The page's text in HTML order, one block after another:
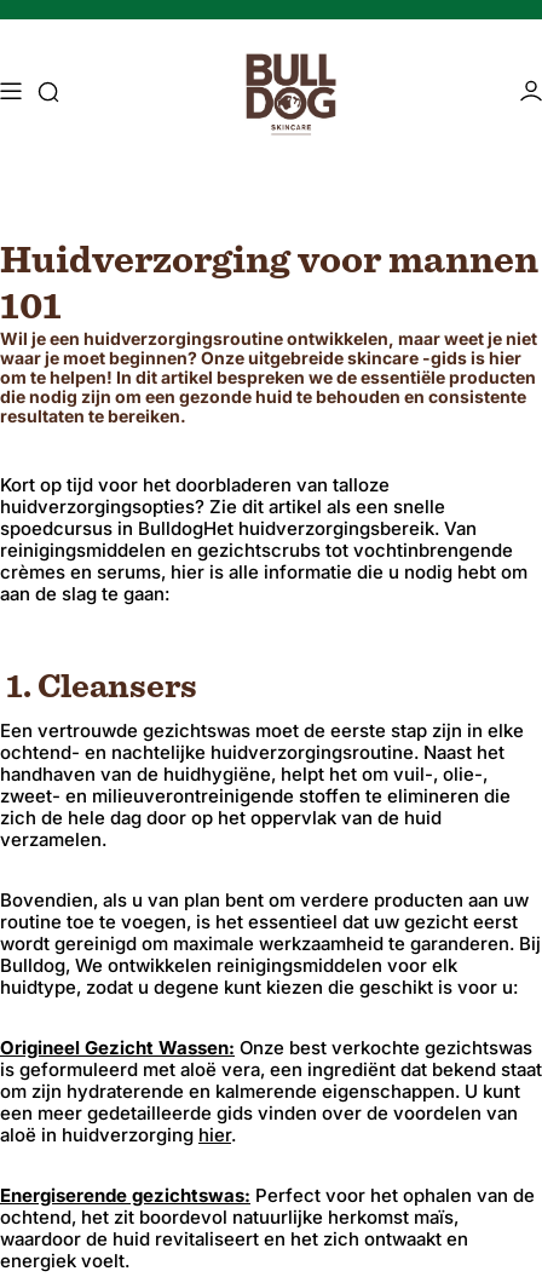
Toegang tot zoekopdracht
Mature skin Energising Skincare
Huidverzorging voor mannen
101
Wil je een huidverzorgingsroutine ontwikkelen, maar weet je niet
waar je moet beginnen? Onze uitgebreide skincare -gids is hier
om te helpen! In dit artikel bespreken we de essentiële producten
die nodig zijn om een ​​gezonde huid te behouden en consistente
resultaten te bereiken.
Kort op tijd voor het doorbladeren van talloze
huidverzorgingsopties? Zie dit artikel als een snelle
spoedcursus in BulldogHet huidverzorgingsbereik. Van
reinigingsmiddelen en gezichtscrubs tot vochtinbrengende
crèmes en serums, hier is alle informatie die u nodig hebt om
aan de slag te gaan:
1. Cleansers
Een vertrouwde gezichtswas moet de eerste stap zijn in elke
ochtend- en nachtelijke huidverzorgingsroutine. Naast het
handhaven van de huidhygiëne, helpt het om vuil-, olie-,
zweet- en milieuverontreinigende stoffen te elimineren die
zich de hele dag door op het oppervlak van de huid
verzamelen.
Bovendien, als u van plan bent om verdere producten aan uw
routine toe te voegen, is het essentieel dat uw gezicht eerst
wordt gereinigd om maximale werkzaamheid te garanderen. Bij
Bulldog, We ontwikkelen reinigingsmiddelen voor elk
huidtype, zodat u degene kunt kiezen die geschikt is voor u:
Origineel Gezicht Wassen: Onze best verkochte gezichtswas
is geformuleerd met aloë vera, een ingrediënt dat bekend staat
om zijn hydraterende en kalmerende eigenschappen. U kunt
een meer gedetailleerde gids vinden over de voordelen van
aloë in huidverzorging hier.
Energiserende gezichtswas: Perfect voor het ophalen van de
ochtend, het zit boordevol natuurlijke herkomst maïs,
waardoor de huid revitaliseert en het zich ontwaakt en
energiek voelt.